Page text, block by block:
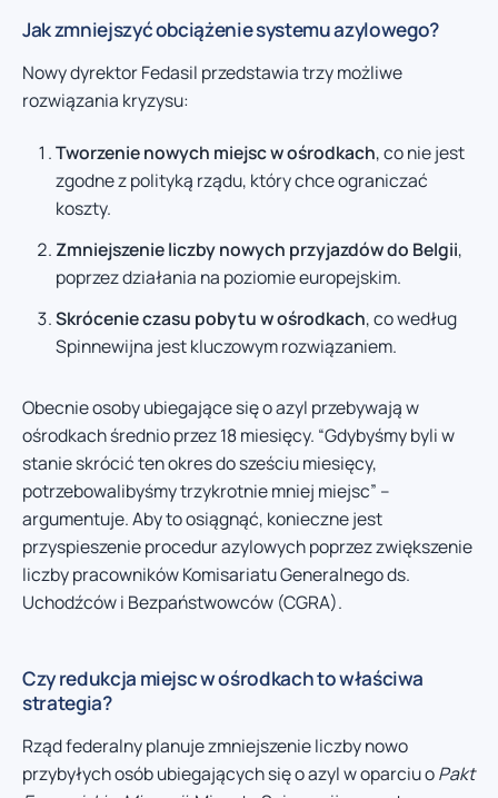
Jak zmniejszyć obciążenie systemu azylowego?
Nowy dyrektor Fedasil przedstawia trzy możliwe
rozwiązania kryzysu:
Tworzenie nowych miejsc w ośrodkach, co nie jest
zgodne z polityką rządu, który chce ograniczać
koszty.
Zmniejszenie liczby nowych przyjazdów do Belgii,
poprzez działania na poziomie europejskim.
Skrócenie czasu pobytu w ośrodkach, co według
Spinnewijna jest kluczowym rozwiązaniem.
Obecnie osoby ubiegające się o azyl przebywają w
ośrodkach średnio przez 18 miesięcy. “Gdybyśmy byli w
stanie skrócić ten okres do sześciu miesięcy,
potrzebowalibyśmy trzykrotnie mniej miejsc” –
argumentuje. Aby to osiągnąć, konieczne jest
przyspieszenie procedur azylowych poprzez zwiększenie
liczby pracowników Komisariatu Generalnego ds.
Uchodźców i Bezpaństwowców (CGRA).
Czy redukcja miejsc w ośrodkach to właściwa
strategia?
Rząd federalny planuje zmniejszenie liczby nowo
przybyłych osób ubiegających się o azyl w oparciu oPakt